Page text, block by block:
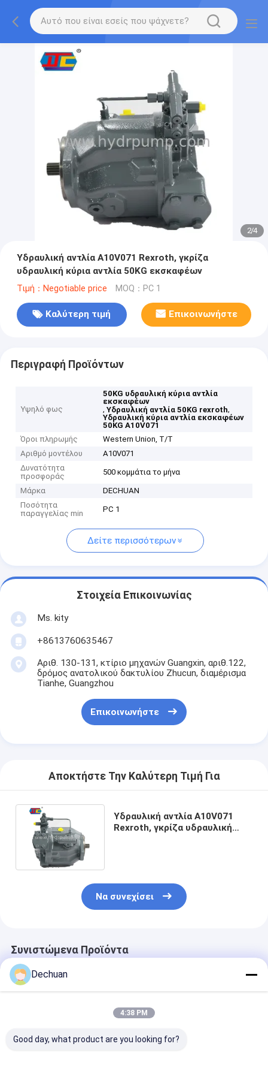
2/4
Υδραυλική αντλία A10V071 Rexroth, γκρίζα
υδραυλική κύρια αντλία 50KG εκσκαφέων
Τιμή：Negotiable price MOQ：PC 1
Καλύτερη τιμή Επικοινωνήστε
Περιγραφή Προϊόντων
Υψηλό φως
50KG υδραυλική κύρια αντλία
εκσκαφέων
,Υδραυλική αντλία 50KG rexroth,
Υδραυλική κύρια αντλία εκσκαφέων
50KG A10V071
Όροι πληρωμής
Western Union, T/T
Αριθμό μοντέλου
A10V071
Δυνατότητα
προσφοράς
500 κομμάτια το μήνα
Μάρκα
DECHUAN
Ποσότητα
παραγγελίας min
PC 1
Δείτε περισσότερων
Στοιχεία Επικοινωνίας
Ms. kity
+8613760635467
Αριθ. 130-131, κτίριο μηχανών Guangxin, αριθ.122,
δρόμος ανατολικού δακτυλίου Zhucun, διαμέρισμα
Tianhe, Guangzhou
Επικοινωνήστε
Αποκτήστε Την Καλύτερη Τιμή Για
Υδραυλική αντλία A10V071
Rexroth, γκρίζα υδραυλική
Να συνεχίσει
Συνιστώμενα Προϊόντα
Dechuan
4:38 PM
Good day, what product are you looking for?